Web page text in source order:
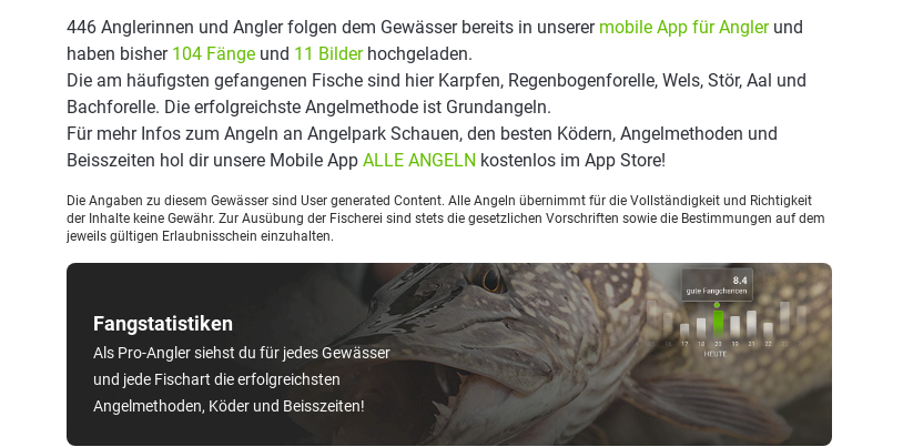
Fangstatistiken
Als Pro-Angler siehst du für jedes Gewässer
und jede Fischart die erfolgreichsten
Angelmethoden, Köder und Beisszeiten!
446 Anglerinnen und Angler folgen dem Gewässer bereits in unserer mobile App für Anglerund
haben bisher 104 Fänge und 11 Bilderhochgeladen.
Die am häufigsten gefangenen Fische sind hier Karpfen, Regenbogenforelle, Wels, Stör, Aal und
Bachforelle. Die erfolgreichste Angelmethode ist Grundangeln.
Für mehr Infos zum Angeln an Angelpark Schauen, den besten Ködern, Angelmethoden und
Beisszeiten hol dir unsere Mobile App ALLE ANGELN kostenlos im App Store!
Die Angaben zu diesem Gewässer sind User generated Content. Alle Angeln übernimmt für die Vollständigkeit und Richtigkeit
der Inhalte keine Gewähr. Zur Ausübung der Fischerei sind stets die gesetzlichen Vorschriften sowie die Bestimmungen auf dem
jeweils gültigen Erlaubnisschein einzuhalten.